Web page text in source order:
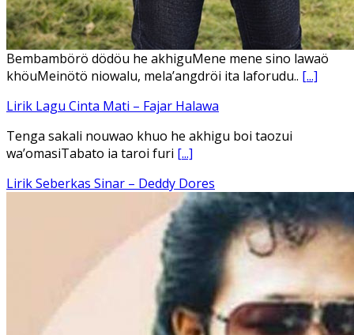
Ena’o natola ukhamoHaga mbawa ba desa’aUhalo ube’e
khomoUohe ia ube bangaimo Ena’o
Lirik Lagu FAFOFA Ciptaan Fajar Halawa Vocal Rendi Gulo